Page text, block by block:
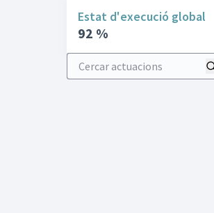
Estat d'execució global
92 %
Cercar actuacions